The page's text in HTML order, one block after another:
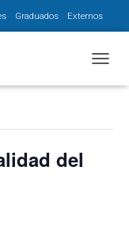
Graduados Externos
del